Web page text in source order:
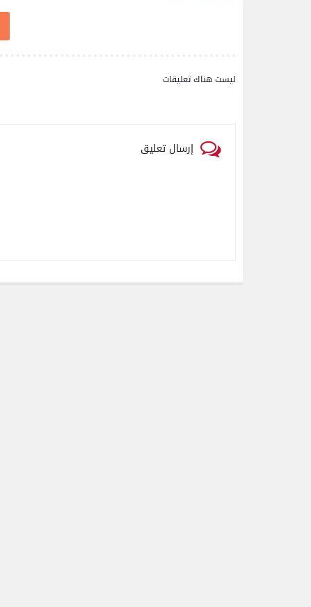
ليست هناك تعليقات
إرسال تعليق